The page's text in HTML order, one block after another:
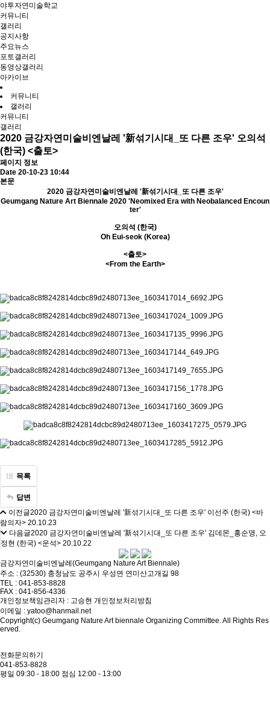
야투자연미술학교
커뮤니티
갤러리
공지사항
주요뉴스
포토갤러리
동영상갤러리
아카이브
커뮤니티
갤러리
커뮤니티
갤러리
2020 금강자연미술비엔날레 '新섞기시대_또 다른 조우' 오의석
(한국) <출토>
페이지 정보
Date 20-10-23 10:44
본문
2020 금강자연미술비엔날레 '新섞기시대_또 다른 조우'
Geumgang Nature Art Biennale 2020 'Neomixed Era with Neobalanced Encoun
ter'
오의석 (한국)
Oh Eui-seok (Korea)
<출토>
<​From the Earth>
목록
답변
이전글2020 금강자연미술비엔날레 '新섞기시대_또 다른 조우' 이선주 (한국) <바
람의자> 20.10.23
다음글2020 금강자연미술비엔날레 '新섞기시대_또 다른 조우' 김데몬_홍순명, 오
정현 (한국) <운석> 20.10.22
금강자연미술비엔날레(Geumgang Nature Art Biennale)
주소 : (32530) 충청남도 공주시 우성면 연미산고개길 98
TEL : 041-853-8828
FAX : 041-856-4336
개인정보책임관리자 : 고승현 개인정보처리방침
이메일 : yatoo@hanmail.net
Copyright(c) Geumgang Nature Art biennale Organizing Committee. All Rights Res
erved.
전화문의하기
041-853-8828
평일 09:30 - 18:00 점심 12:00 - 13:00